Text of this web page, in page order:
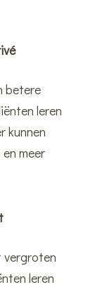
betere
leren
kunnen
meer
vergroten
leren